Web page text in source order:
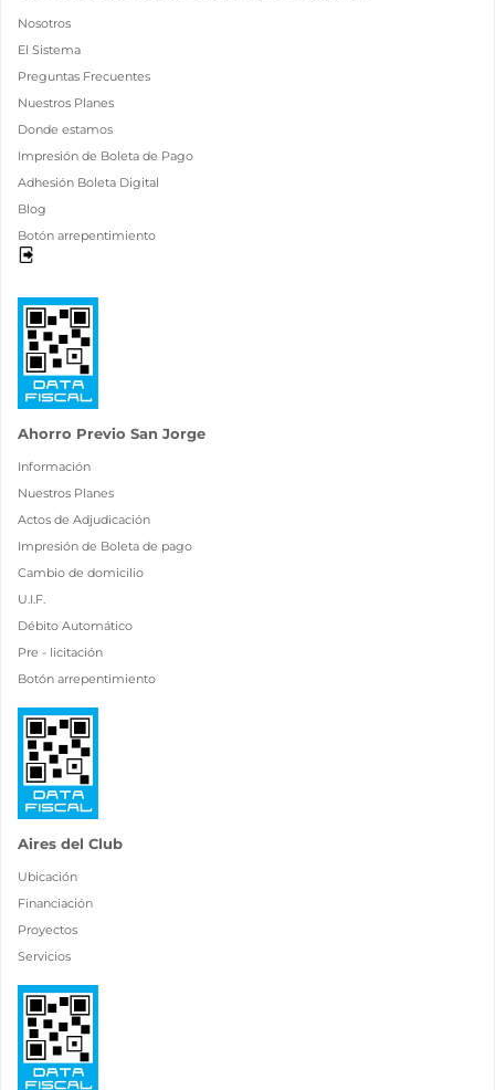
Nosotros
El Sistema
Preguntas Frecuentes
Nuestros Planes
Donde estamos
Impresión de Boleta de Pago
Adhesión Boleta Digital
Blog
Botón arrepentimiento
Ahorro Previo San Jorge
Información
Nuestros Planes
Actos de Adjudicación
Impresión de Boleta de pago
Cambio de domicilio
U.I.F.
Débito Automático
Pre - licitación
Botón arrepentimiento
Aires del Club
Ubicación
Financiación
Proyectos
Servicios